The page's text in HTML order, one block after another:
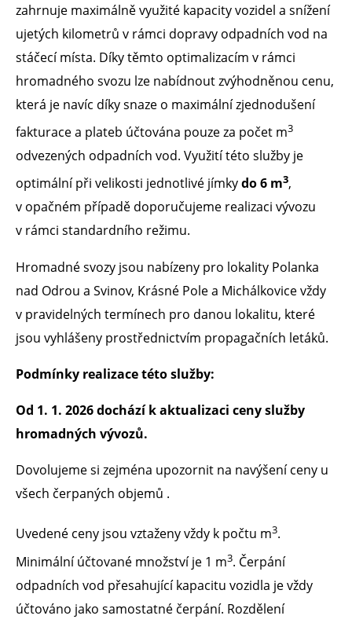
zahrnuje maximálně využité kapacity vozidel a snížení
ujetých kilometrů v rámci dopravy odpadních vod na
stáčecí místa. Díky těmto optimalizacím v rámci
hromadného svozu lze nabídnout zvýhodněnou cenu,
která je navíc díky snaze o maximální zjednodušení
fakturace a plateb účtována pouze za počet m3
odvezených odpadních vod. Využití této služby je
optimální při velikosti jednotlivé jímkydo 6 m3,
v opačném případě doporučujeme realizaci vývozu
v rámci standardního režimu.
Hromadné svozy jsou nabízeny pro lokality Polanka
nad Odrou a Svinov, Krásné Pole a Michálkovice vždy
v pravidelných termínech pro danou lokalitu, které
jsou vyhlášeny prostřednictvím propagačních letáků.
Podmínky realizace této služby:
Od 1. 1. 2026 dochází k aktualizaci ceny služby
hromadných vývozů.
Dovolujeme si zejména upozornit na navýšení ceny u
všech čerpaných objemů .
Uvedené ceny jsou vztaženy vždy k počtu m3.
Minimální účtované množství je 1 m3. Čerpání
odpadních vod přesahující kapacitu vozidla je vždy
účtováno jako samostatné čerpání. Rozdělení